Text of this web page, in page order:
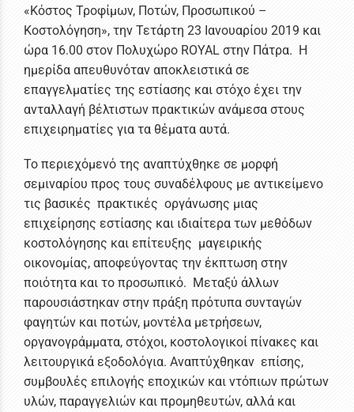
«Κόστος Τροφίμων, Ποτών, Προσωπικού –
Κοστολόγηση», την Τετάρτη 23 Ιανουαρίου 2019 και
ώρα 16.00 στον Πολυχώρο ROYAL στην Πάτρα. Η
ημερίδα απευθυνόταν αποκλειστικά σε
επαγγελματίες της εστίασης και στόχο έχει την
ανταλλαγή βέλτιστων πρακτικών ανάμεσα στους
επιχειρηματίες για τα θέματα αυτά.
Το περιεχόμενό της αναπτύχθηκε σε μορφή
σεμιναρίου προς τους συναδέλφους με αντικείμενο
τις βασικές πρακτικές οργάνωσης μιας
επιχείρησης εστίασης και ιδιαίτερα των μεθόδων
κοστολόγησης και επίτευξης μαγειρικής
οικονομίας, αποφεύγοντας την έκπτωση στην
ποιότητα και το προσωπικό. Μεταξύ άλλων
παρουσιάστηκαν στην πράξη πρότυπα συνταγών
φαγητών και ποτών, μοντέλα μετρήσεων,
οργανογράμματα, στόχοι, κοστολογικοί πίνακες και
λειτουργικά εξοδολόγια. Αναπτύχθηκαν επίσης,
συμβουλές επιλογής εποχικών και ντόπιων πρώτων
υλών, παραγγελιών και προμηθευτών, αλλά και